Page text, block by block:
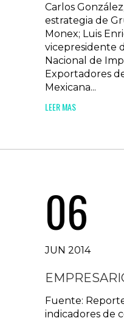
Carlos
estrategia de
Monex; Luis
vicepresidente
Nacional de
Exportadores
Mexicana...
LEER MAS
06
JUN 2014
Fuente:
indicadores de